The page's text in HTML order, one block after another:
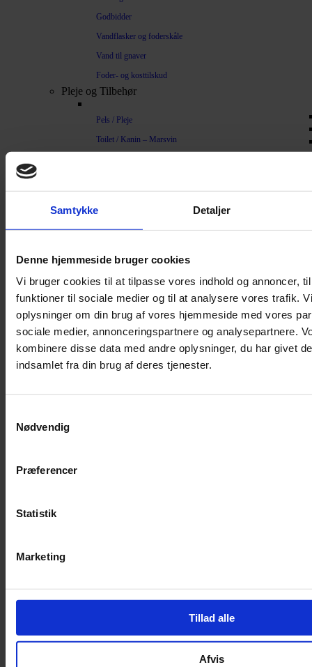
Samtykke Detaljer
Denne hjemmeside bruger cookies
Vi bruger cookies til at tilpasse vores indhold og annoncer,
funktioner til sociale medier og til at analysere vores trafik.
oplysninger om din brug af vores hjemmeside med vores
sociale medier, annonceringspartnere og analysepartnere.
kombinere disse data med andre oplysninger, du har givet
indsamlet fra din brug af deres tjenester.
Nødvendig
Præferencer
Statistik
Marketing
Tillad alle
Afvis
Godbidder
Vandflasker og foderskåle
Vand til gnaver
Foder- og kosttilskud
Pleje og Tilbehør
Pels / Pleje
Toilet / Kanin – Marsvin
Bure
Hamsterbur
Kaninbur
Rottebur
Marsvinebur
Overdækning løbegård
Savsmuld
Bommuld